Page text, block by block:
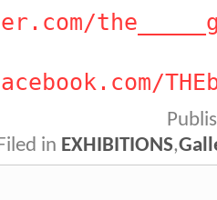
in EXHIBITIONS,